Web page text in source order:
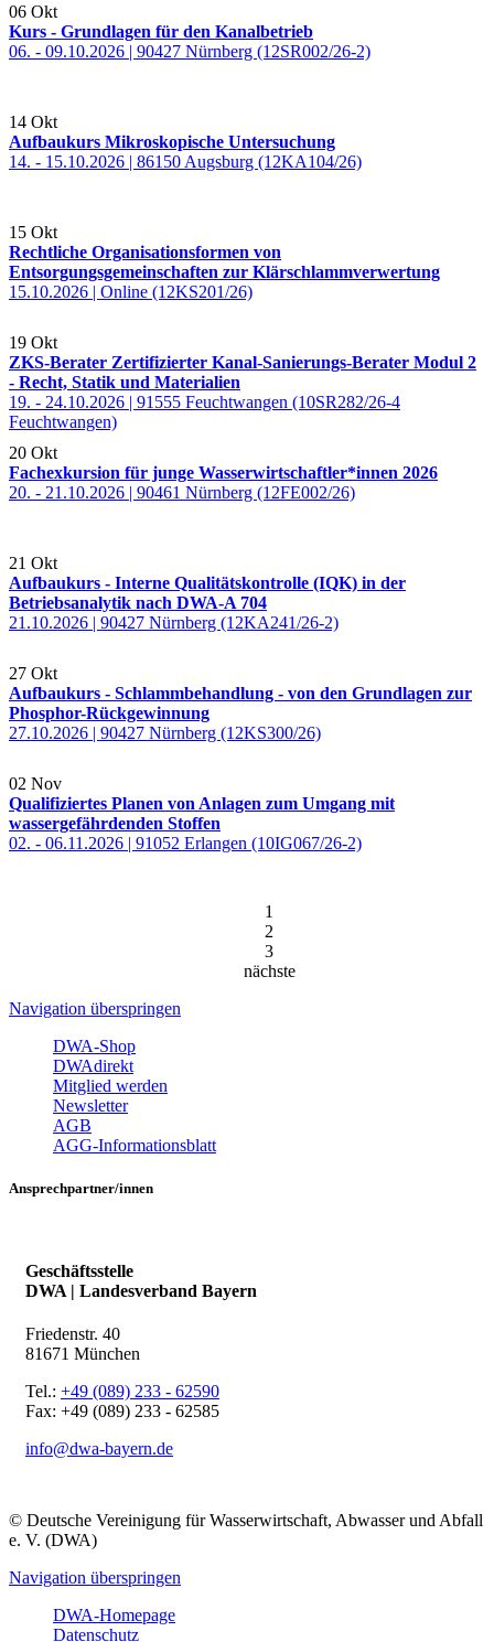
06 Okt
Kurs - Grundlagen für den Kanalbetrieb
06. - 09.10.2026 | 90427 Nürnberg (12SR002/26-2)
14 Okt
Aufbaukurs Mikroskopische Untersuchung
14. - 15.10.2026 | 86150 Augsburg (12KA104/26)
15 Okt
Rechtliche Organisationsformen von
Entsorgungsgemeinschaften zur Klärschlammverwertung
15.10.2026 | Online (12KS201/26)
19 Okt
ZKS-Berater Zertifizierter Kanal-Sanierungs-Berater Modul 2
- Recht, Statik und Materialien
19. - 24.10.2026 | 91555 Feuchtwangen (10SR282/26-4
Feuchtwangen)
20 Okt
Fachexkursion für junge Wasserwirtschaftler*innen 2026
20. - 21.10.2026 | 90461 Nürnberg (12FE002/26)
21 Okt
Aufbaukurs - Interne Qualitätskontrolle (IQK) in der
Betriebsanalytik nach DWA-A 704
21.10.2026 | 90427 Nürnberg (12KA241/26-2)
27 Okt
Aufbaukurs - Schlammbehandlung - von den Grundlagen zur
Phosphor-Rückgewinnung
27.10.2026 | 90427 Nürnberg (12KS300/26)
02 Nov
Qualifiziertes Planen von Anlagen zum Umgang mit
wassergefährdenden Stoffen
02. - 06.11.2026 | 91052 Erlangen (10IG067/26-2)
1
2
3
nächste
Navigation überspringen
DWA-Shop
DWAdirekt
Mitglied werden
Newsletter
AGB
AGG-Informationsblatt
Ansprechpartner/innen
Geschäftsstelle
DWA | Landesverband Bayern
Friedenstr. 40
81671 München
Tel.: +49 (089) 233 - 62590
Fax: +49 (089) 233 - 62585
info@dwa-bayern.de
© Deutsche Vereinigung für Wasserwirtschaft, Abwasser und Abfall
e. V. (DWA)
Navigation überspringen
DWA-Homepage
Datenschutz